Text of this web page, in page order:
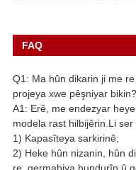
FAQ
Q1: Ma hûn dikarin ji me
projeya xwe pêşniyar bikin?
A1: Erê, me endezyar
modela rast hilbijêrin.Li
1) Kapasîteya sarkirinê;
2) Heke hûn nizanin, hûn